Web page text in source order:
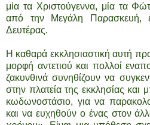
μία τα Χριστούγεννα, μία τα
από την Μεγάλη Παρασκευή,
Δευτέρας.
Η καθαρά εκκλησιαστική αυτή
μορφή αντετιού και πολλοί
ζακυνθινά συνηθίζουν να
στην πλατεία της εκκλησίας
κωδωνοστάσιο, για να
και να ευχηθούν ο ένας στον